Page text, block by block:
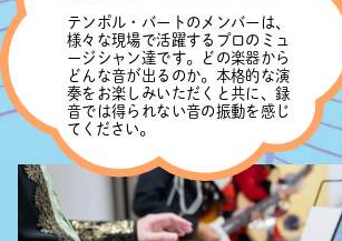
テンポル・バートのメンバーは、
様々な現場で活躍するプロのミュ
ージシャン達です。どの楽器から
どんな音が出るのか。本格的な演
奏をお楽しみいただくと共に、録
音では得られない音の振動を感じ
てください。